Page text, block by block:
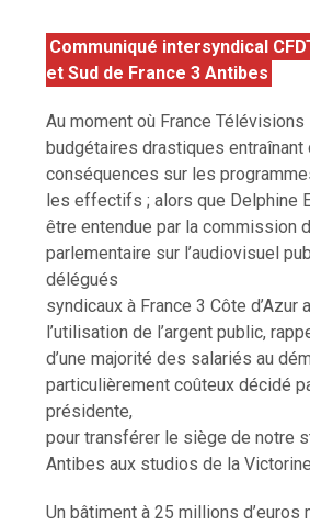
Communiqué intersyndical
et Sud de France 3 Antibes
Au moment où France
budgétaires drastiques entraînant
conséquences sur les
les effectifs ; alors que Delphine
être entendue par la commission
parlementaire sur l’audiovisuel
délégués
syndicaux à France 3 Côte d’Azur
l’utilisation de l’argent public,
d’une majorité des salariés au
particulièrement coûteux décidé
présidente,
pour transférer le siège de notre
Antibes aux studios de la
Un bâtiment à 25 millions d’euros